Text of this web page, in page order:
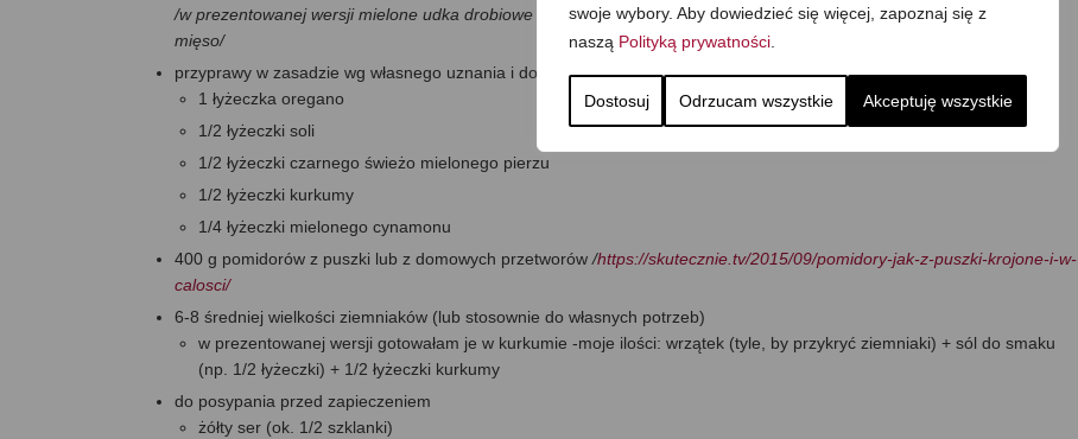
swoje wybory. Aby dowiedzieć się więcej, zapoznaj się z
naszą Polityką prywatności
Dostosuj Odrzucam wszystkie Akceptuję wszystkie
/w prezentowanej wersji mielone udka drobiowe bez skóry i kości, ale spokojnie można sięgnąć po dowolne ulubione
mięso/
przyprawy w zasadzie wg własnego uznania i do smaku –w prezentowanej wersji dodałam:
1 łyżeczka oregano
1/2 łyżeczki soli
1/2 łyżeczki czarnego świeżo mielonego pierzu
1/2 łyżeczki kurkumy
1/4 łyżeczki mielonego cynamonu
400 g pomidorów z puszki lub z domowych przetworów/https://skutecznie.tv/2015/09/pomidory-jak-z-puszki-krojone-i-w-
calosci/
6-8 średniej wielkości ziemniaków (lub stosownie do własnych potrzeb)
w prezentowanej wersji gotowałam je w kurkumie -moje ilości: wrzątek (tyle, by przykryć ziemniaki) + sól do smaku
(np. 1/2 łyżeczki) + 1/2 łyżeczki kurkumy
do posypania przed zapieczeniem
żółty ser (ok. 1/2 szklanki)